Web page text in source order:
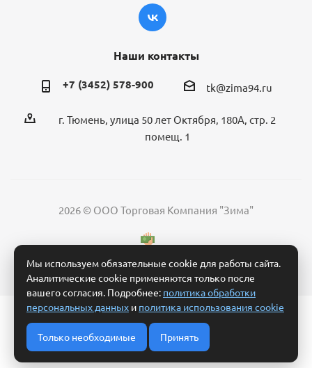
Наши контакты
+7 (3452) 578-900 tk@zima94.ru
г. Тюмень, улица 50 лет Октября, 180А, стр. 2
помещ. 1
2026 © ООО Торговая Компания "Зима"
Политика обработки персональных данных
Согласие на обработку персональных данных
Условия обработки заявки и взаимодействия
Политика использования cookie
Мы используем обязательные cookie для работы сайта.
Аналитические cookie применяются только после
вашего согласия. Подробнее: политика обработки
персональных данных и политика использования cookie
Только необходимые Принять